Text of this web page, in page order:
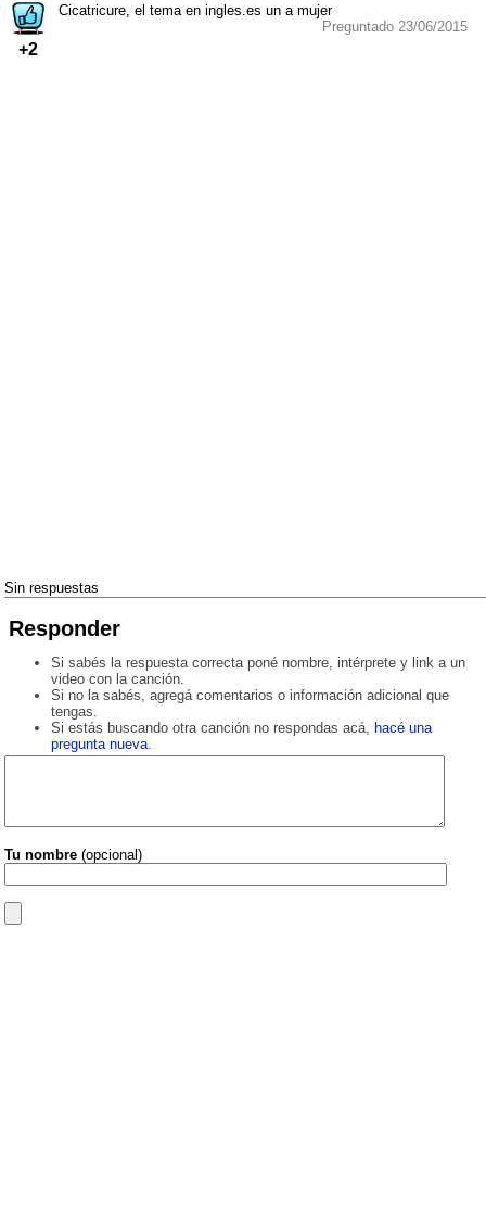
+2
Cicatricure, el tema en ingles.es un a mujer
Preguntado 23/06/2015
Sin respuestas
Responder
Si sabés la respuesta correcta poné nombre, intérprete y link a un
video con la canción.
Si no la sabés, agregá comentarios o información adicional que
tengas.
Si estás buscando otra canción no respondas acá, hacé una
pregunta nueva.
Tu nombre (opcional)